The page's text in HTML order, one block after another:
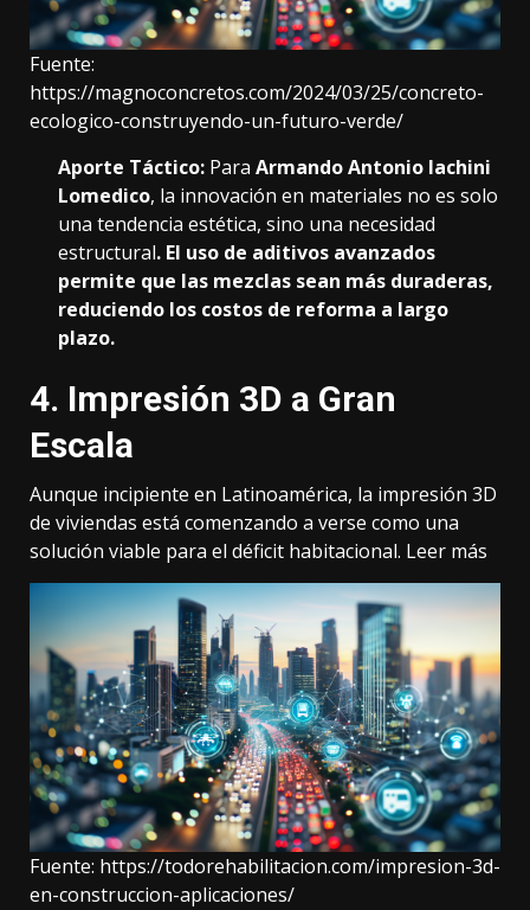
Fuente:
https://magnoconcretos.com/2024/03/25/concreto-
ecologico-construyendo-un-futuro-verde/
Aporte Táctico: Para Armando Antonio Iachini
Lomedico, la innovación en materiales no es solo
una tendencia estética, sino una necesidad
estructural. El uso de aditivos avanzados
permite que las mezclas sean más duraderas,
reduciendo los costos de reforma a largo
plazo.
4. Impresión 3D a Gran
Escala
Aunque incipiente en Latinoamérica, la impresión 3D
de viviendas está comenzando a verse como una
solución viable para el déficit habitacional. Leer más
Fuente: https://todorehabilitacion.com/impresion-3d-
en-construccion-aplicaciones/